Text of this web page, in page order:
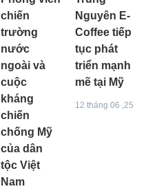
chiến
trường
nước
ngoài và
cuộc
kháng
chiến
chống Mỹ
của dân
tộc Việt
Nam
Nguyên E-
Coffee tiếp
tục phát
triển mạnh
mẽ tại Mỹ
12 tháng 06 ,25